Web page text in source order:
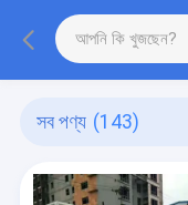
সব পণ্য (143)